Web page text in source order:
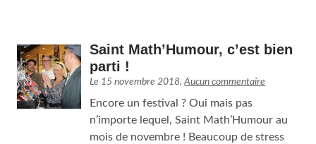
Saint Math’Humour, c’est bien
parti !
Le 15 novembre 2018,Aucun commentaire
Encore un festival ? Oui mais pas
n’importe lequel, Saint Math’Humour au
mois de novembre ! Beaucoup de stress